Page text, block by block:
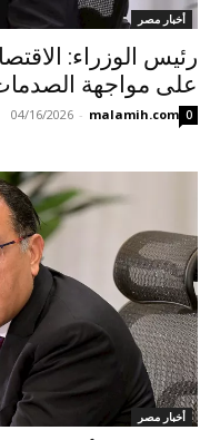
أخبار مصر
رئيس الوزراء:
على مواجهة
malamih.com
-
04/16/2026 0
أخبار مصر